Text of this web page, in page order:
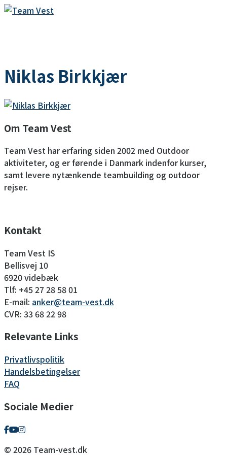
Niklas Birkkjær
Om Team Vest
Team Vest har erfaring siden 2002 med Outdoor
aktiviteter, og er førende i Danmark indenfor kurser,
samt levere nytænkende teambuilding og outdoor
rejser.
Kontakt
Team Vest IS
Bellisvej 10
6920 videbæk
Tlf: +45 27 28 58 01
E-mail: anker@team-vest.dk
CVR: 33 68 22 98
Relevante Links
Privatlivspolitik
Handelsbetingelser
FAQ
Sociale Medier
© 2026 Team-vest.dk